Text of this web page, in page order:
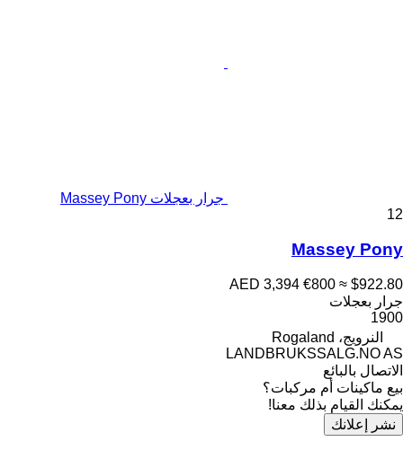
جرار بعجلات Massey Pony
12
Massey Pony
AED 3,394 €800 ≈ $922.80
جرار بعجلات
1900
النرويج، Rogaland
LANDBRUKSSALG.NO AS
الاتصال بالبائع
بيع ماكينات أم مركبات؟
يمكنك القيام بذلك معنا!
نشر إعلانك